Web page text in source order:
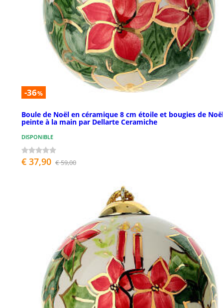
-36%
Boule de Noël en céramique 8 cm étoile et bougies de
peinte à la main par Dellarte Ceramiche
DISPONIBLE
€ 37,90 € 59,00